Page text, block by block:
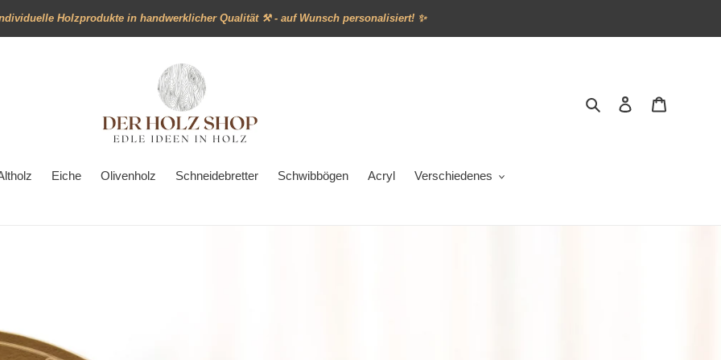
Holzprodukte in handwerklicher Qualität ⚒ - auf Wunsch personalisiert! ✨
Suchen Einloggen
Eiche Olivenholz Schneidebretter Schwibbögen Acryl Verschiedenes